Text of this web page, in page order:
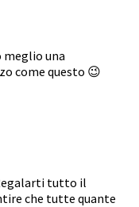
meglio una
come questo 😉
tutto il
che tutte quante